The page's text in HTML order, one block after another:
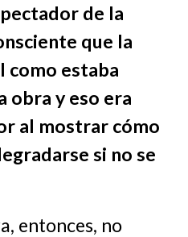
de la
que la
como estaba
obra y eso era
al mostrar cómo
si no se
entonces, no